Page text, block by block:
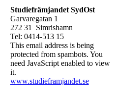
Studiefrämjandet SydOst
Garvaregatan 1
272 31 Simrishamn
Tel: 0414-513 15
This email address is being
protected from spambots. You
need JavaScript enabled to view
it.
www.studieframjandet.se